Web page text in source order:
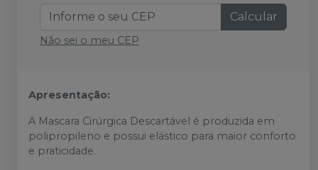
Calcular
Não sei o meu CEP
Apresentação:
A Mascara Cirúrgica Descartável é produzida em
polipropileno e possui elástico para maior conforto
e praticidade.